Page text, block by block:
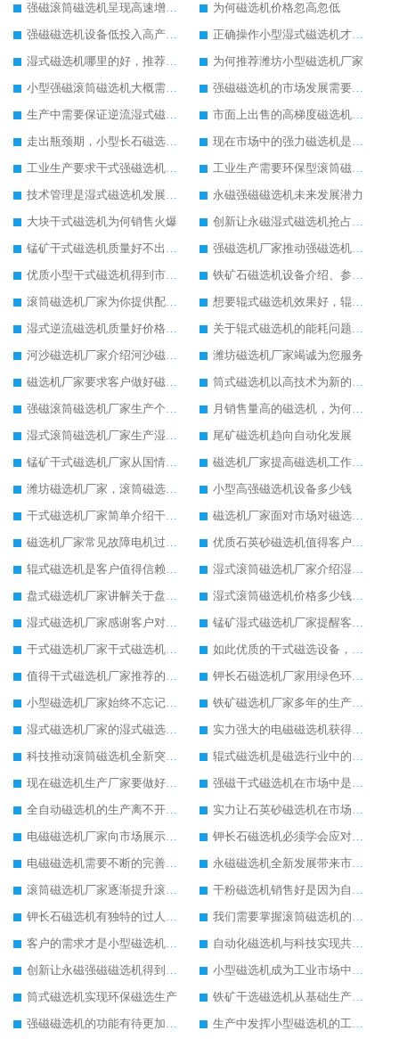
强磁滚筒磁选机呈现高速增长状态
为何磁选机价格忽高忽低
强磁磁选机设备低投入高产出客户使用更满意
正确操作小型湿式磁选机才能实现较大产能
湿式磁选机哪里的好，推荐合适厂家
为何推荐潍坊小型磁选机厂家
小型强磁滚筒磁选机大概需要多少钱
强磁磁选机的市场发展需要转型创新
生产中需要保证逆流湿式磁选机设备质量
市面上出售的高梯度磁选机多少钱一台
走出瓶颈期，小型长石磁选机迎来新的发展空间
现在市场中的强力磁选机是如何定价的
工业生产要求干式强磁选机的实力不断提升
工业生产需要环保型滚筒磁选机的支持
技术管理是湿式磁选机发展的关键
永磁强磁磁选机未来发展潜力
大块干式磁选机为何销售火爆
创新让永磁湿式磁选机抢占工业市场
锰矿干式磁选机质量好不出名都难
强磁选机厂家推动强磁选机发起绿色环保生产
优质小型干式磁选机得到市场更加器重
铁矿石磁选机设备介绍、参数以及厂家实力介绍
滚筒磁选机厂家为你提供配置齐全的滚筒磁选机设备
想要辊式磁选机效果好，辊式磁选机的操作细节要重视
湿式逆流磁选机质量好价格便宜
关于辊式磁选机的能耗问题辊式磁选机厂家有话说
河沙磁选机厂家介绍河沙磁选机的安装和维护工作
潍坊磁选机厂家竭诚为您服务
磁选机厂家要求客户做好磁选机的安全操作细节
筒式磁选机以高技术为新的生产起点
强磁滚筒磁选机厂家生产个性化的强磁滚筒磁选机
月销售量高的磁选机，为何是永磁筒式磁选机
湿式滚筒磁选机厂家生产湿式滚筒磁选机获得客户点赞
尾矿磁选机趋向自动化发展
锰矿干式磁选机厂家从国情出发生产靠谱锰矿干式磁选机
磁选机厂家提高磁选机工作效率有妙招
潍坊磁选机厂家，滚筒磁选机比较可靠
小型高强磁选机设备多少钱
干式磁选机厂家简单介绍干式磁选机的性能与特点
磁选机厂家面对市场对磁选机有强劲的发展信心
磁选机厂家常见故障电机过热异常声音的原因及方法
优质石英砂磁选机值得客户追捧
辊式磁选机是客户值得信赖的磁选设备
湿式滚筒磁选机厂家介绍湿式滚筒磁选机性能、特点以及原理
盘式磁选机厂家讲解关于盘式磁选机的原理以及应用
湿式滚筒磁选机价格多少钱，推荐有实力的生产厂家
湿式磁选机厂家感谢客户对湿式磁选机的支持认可
锰矿湿式磁选机厂家提醒客户锰矿湿式磁选机夏季使用注意事项
干式磁选机厂家干式磁选机为市场增添发展活力
如此优质的干式磁选设备，客户不远千里来选购
值得干式磁选机厂家推荐的干式磁选机设备
钾长石磁选机厂家用绿色环保为钾长石磁选机的核心发展
小型磁选机厂家始终不忘记努力发展自身
铁矿磁选机厂家多年的生产让铁矿磁选机积累了较多经验
湿式磁选机厂家的湿式磁选机发展逐渐强大
实力强大的电磁磁选机获得市场的认可
科技推动滚筒磁选机全新突破发展
辊式磁选机是磁选行业中的冉冉升起的新星
现在磁选机生产厂家要做好顺应时代的准备
强磁干式磁选机在市场中是无可替代的
全自动磁选机的生产离不开技术创新
实力让石英砂磁选机在市场中发展稳如泰山
电磁磁选机厂家向市场展示电磁磁选机的无穷活力
钾长石磁选机必须学会应对市场压力发展
电磁磁选机需要不断的完善才能成为行业佼佼者
永磁磁选机全新发展带来市场新的活力
滚筒磁选机厂家逐渐提升滚筒磁选机的生产实力
干粉磁选机销售好是因为自身实力强
钾长石磁选机有独特的过人之处
我们需要掌握滚筒磁选机的保养方式
客户的需求才是小型磁选机厂家前进的动力
自动化磁选机与科技实现共进步发展
创新让永磁强磁磁选机得到更好地发展
小型磁选机成为工业市场中的主力军
筒式磁选机实现环保磁选生产
铁矿干选磁选机从基础生产上拓宽发展空间
强磁磁选机的功能有待更加完善
生产中发挥小型磁选机的工作效率